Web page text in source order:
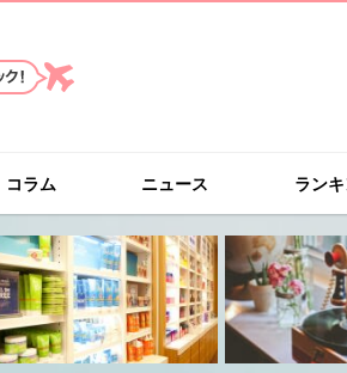
コラム ニュース ラン